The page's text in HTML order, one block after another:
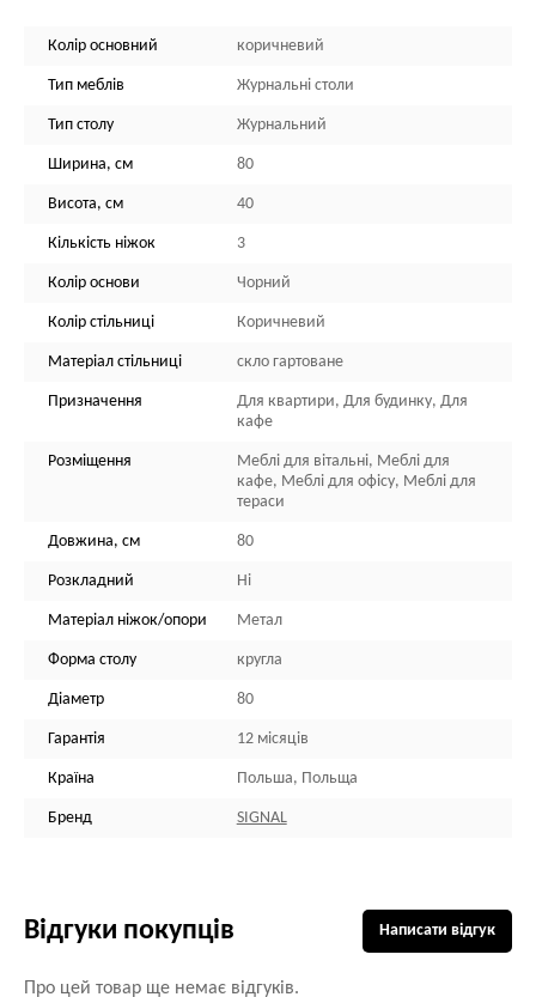
Колір основний коричневий
Тип меблів Журнальні столи
Тип столу Журнальний
Ширина, см 80
Висота, см 40
Кількість ніжок 3
Колір основи Чорний
Колір стільниці Коричневий
Матеріал стільниці скло гартоване
Призначення
Для квартири, Для будинку, Для
кафе
Розміщення
Меблі для вітальні, Меблі для
кафе, Меблі для офісу, Меблі для
тераси
Довжина, см 80
Розкладний Ні
Матеріал ніжок/опори Метал
Форма столу кругла
Діаметр 80
Гарантія 12 місяців
Країна Польша, Польща
Бренд SIGNAL
Відгуки покупців
Про цей товар ще немає відгуків.
Написати відгук